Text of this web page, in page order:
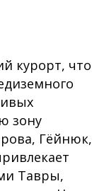
курорт, что
зону
Гёйнюк,
Тавры,